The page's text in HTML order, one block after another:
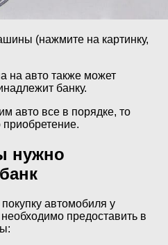
(нажмите на картинку,
на авто также может
банку.
авто все в порядке, то
приобретение.
нужно
автомобиля у
предоставить в